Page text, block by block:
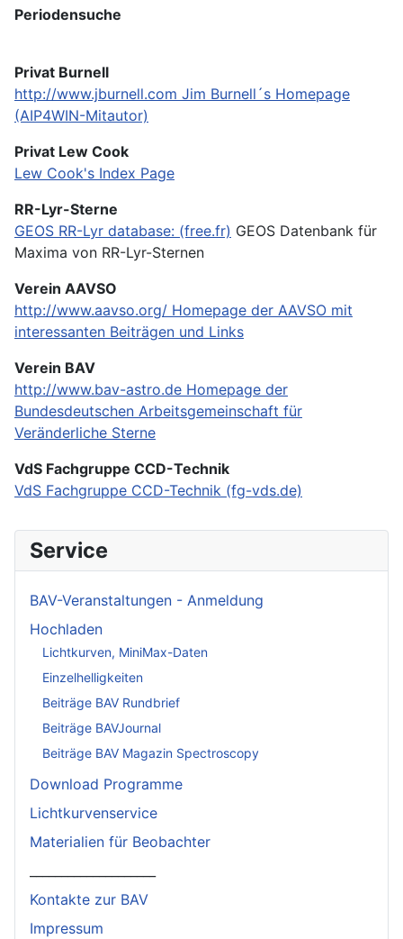
Periodensuche
Privat Burnell
http://www.jburnell.com Jim Burnell´s Homepage
(AIP4WIN-Mitautor)
Privat Lew Cook
Lew Cook's Index Page
RR-Lyr-Sterne
GEOS RR-Lyr database: (free.fr) GEOS Datenbank für
Maxima von RR-Lyr-Sternen
Verein AAVSO
http://www.aavso.org/ Homepage der AAVSO mit
interessanten Beiträgen und Links
Verein BAV
http://www.bav-astro.de Homepage der
Bundesdeutschen Arbeitsgemeinschaft für
Veränderliche Sterne
VdS Fachgruppe CCD-Technik
VdS Fachgruppe CCD-Technik (fg-vds.de)
Service
BAV-Veranstaltungen - Anmeldung
Hochladen
Lichtkurven, MiniMax-Daten
Einzelhelligkeiten
Beiträge BAV Rundbrief
Beiträge BAVJournal
Beiträge BAV Magazin Spectroscopy
Download Programme
Lichtkurvenservice
Materialien für Beobachter
Kontakte zur BAV
Impressum